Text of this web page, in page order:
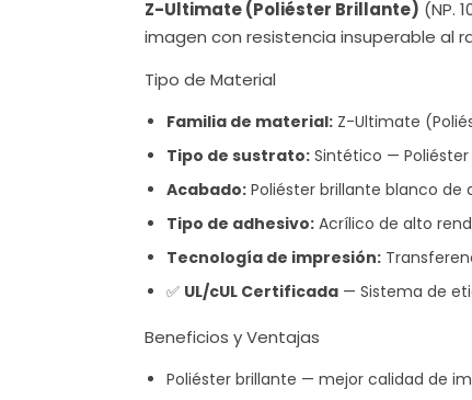
Z-Ultimate (Poliéster Brillante) (NP.
imagen con resistencia insuperable al
Tipo de Material
Familia de material: Z-Ultimate
Tipo de sustrato: Sintético — Poliéster
Acabado: Poliéster brillante blanco de
Tipo de adhesivo: Acrílico de alto
Tecnología de impresión:
✅ UL/cUL Certificada — Sistema de
Beneficios y Ventajas
Poliéster brillante — mejor calidad de